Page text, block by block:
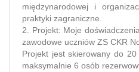
międzynarodowej i
praktyki zagraniczne.
2. Projekt: Moje
zawodowe uczniów ZS CKR
Projekt jest skierowany do
maksymalnie 6 osób